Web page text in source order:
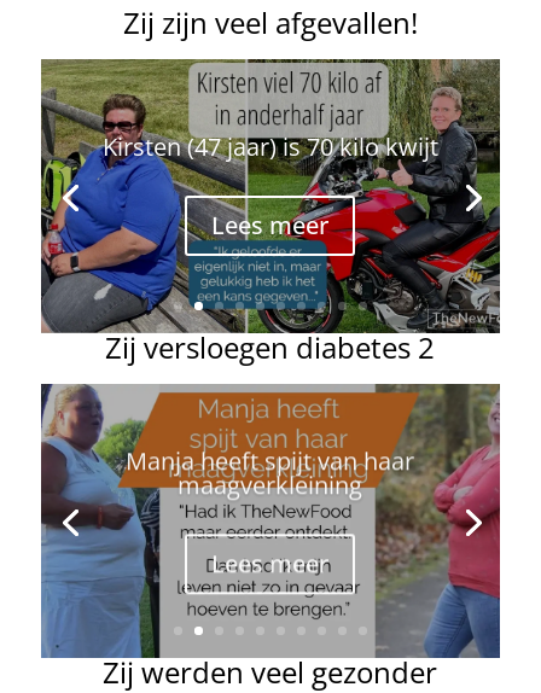
Zij zijn veel afgevallen!
Kirsten (47 jaar) is 70 kilo kwijt
Lees meer
Zij versloegen diabetes 2
Manja heeft spijt van haar
maagverkleining
Lees meer
Zij werden veel gezonder